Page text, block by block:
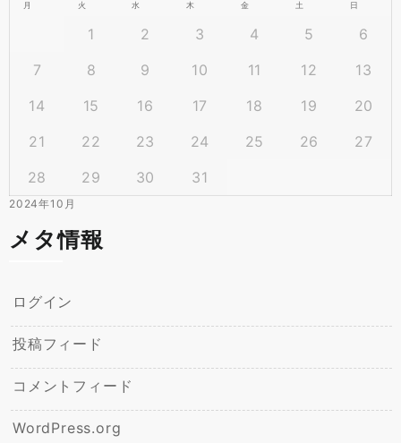
2024年10月
月 火 水 木 金 土 日
1 2 3 4 5
6
7
8 9 10 11 12
13
14
15 16 17 18 19
20
21
22 23 24 25 26
27
28
29 30 31
メタ情報
ログイン
投稿フィード
コメントフィード
WordPress.org